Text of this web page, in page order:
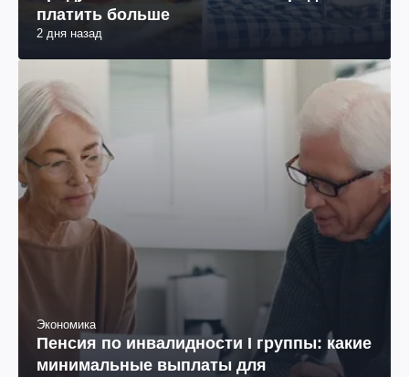
платить больше
2 дня назад
Экономика
Пенсия по инвалидности I группы: какие
минимальные выплаты для